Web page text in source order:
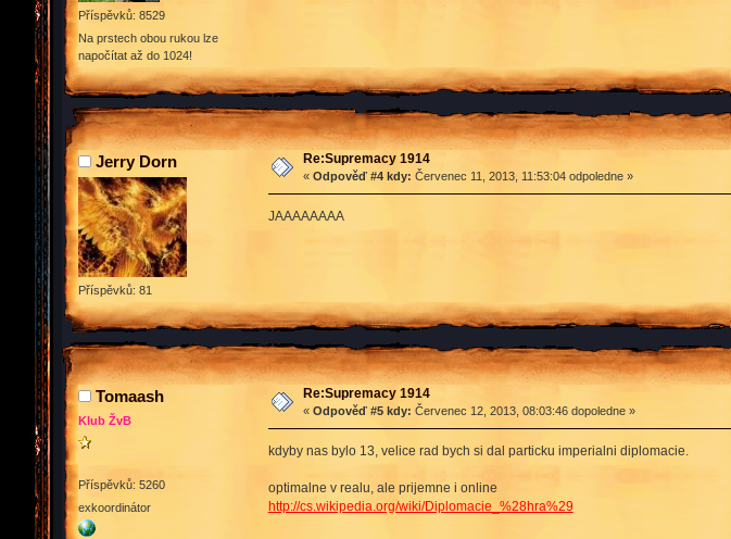
Příspěvků: 8529
Na prstech obou rukou lze
napočítat až do 1024!
Jerry Dorn
Příspěvků: 81
Re:Supremacy 1914
« Odpověď #4 kdy: Červenec 11, 2013, 11:53:04 odpoledne »
JAAAAAAAA
Tomaash
Klub ŽvB
Příspěvků: 5260
exkoordinátor
Re:Supremacy 1914
« Odpověď #5 kdy: Červenec 12, 2013, 08:03:46 dopoledne »
kdyby nas bylo 13, velice rad bych si dal particku imperialni diplomacie.
optimalne v realu, ale prijemne i online
http://cs.wikipedia.org/wiki/Diplomacie_%28hra%29